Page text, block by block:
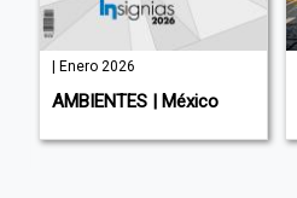
| Enero 2026
AMBIENTES | México